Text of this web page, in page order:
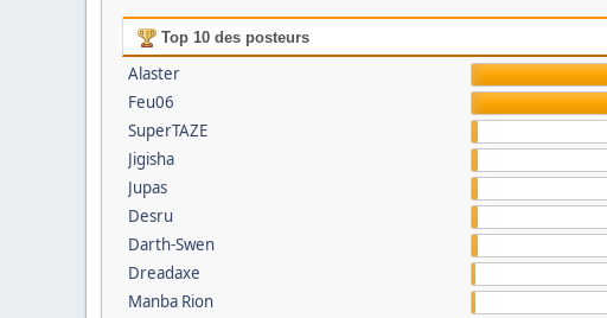
Top 10 des posteurs
Alaster
Feu06
SuperTAZE
Jigisha
Jupas
Desru
Darth-Swen
Dreadaxe
Manba Rion